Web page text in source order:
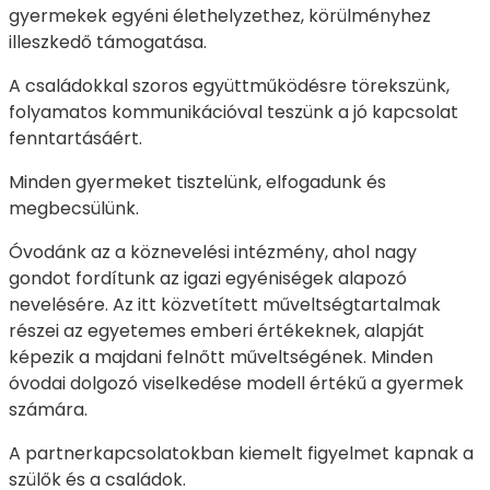
gyermekek egyéni élethelyzethez, körülményhez
illeszkedő támogatása.
A családokkal szoros együttműködésre törekszünk,
folyamatos kommunikációval teszünk a jó kapcsolat
fenntartásáért.
Minden gyermeket tisztelünk, elfogadunk és
megbecsülünk.
Óvodánk az a köznevelési intézmény, ahol nagy
gondot fordítunk az igazi egyéniségek alapozó
nevelésére. Az itt közvetített műveltségtartalmak
részei az egyetemes emberi értékeknek, alapját
képezik a majdani felnőtt műveltségének. Minden
óvodai dolgozó viselkedése modell értékű a gyermek
számára.
A partnerkapcsolatokban kiemelt figyelmet kapnak a
szülők és a családok.